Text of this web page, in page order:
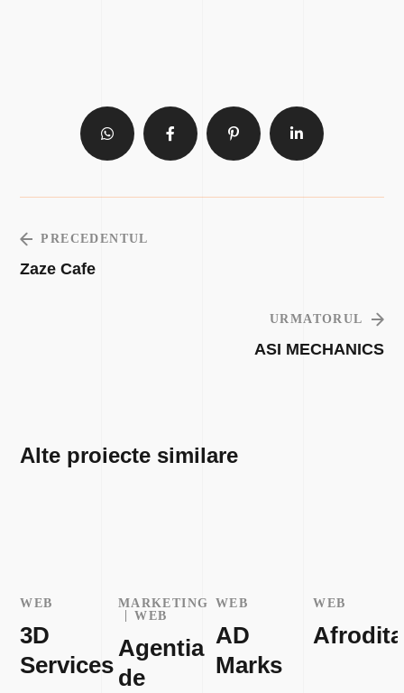
PRECEDENTUL
Zaze Cafe
URMATORUL
ASI MECHANICS
Alte proiecte similare
WEB
3D
Services
MARKETING
WEB
Agentia
de
WEB
AD
Marks
WEB
Afrodita